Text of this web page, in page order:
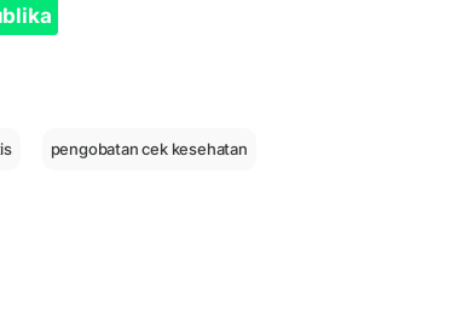
pengobatan cek kesehatan